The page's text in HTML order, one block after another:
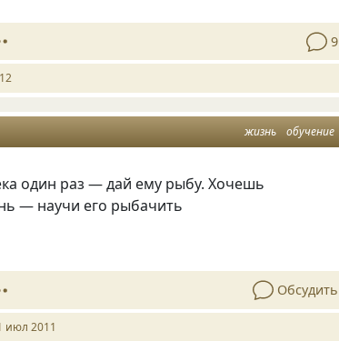
9
жизнь обучение
один раз — дай ему рыбу. Хочешь
— научи его рыбачить
Обсудить
июл 2011